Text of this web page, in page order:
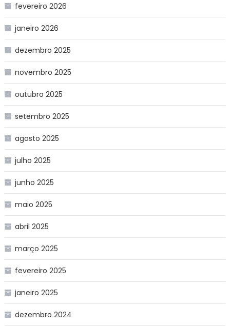
fevereiro 2026
janeiro 2026
dezembro 2025
novembro 2025
outubro 2025
setembro 2025
agosto 2025
julho 2025
junho 2025
maio 2025
abril 2025
março 2025
fevereiro 2025
janeiro 2025
dezembro 2024